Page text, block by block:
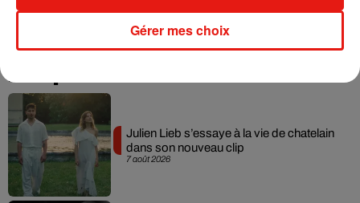
Musique
7 août 2026
Julien Lieb s’essaye à la vie de chatelain
dans son nouveau clip
Gérer mes choix